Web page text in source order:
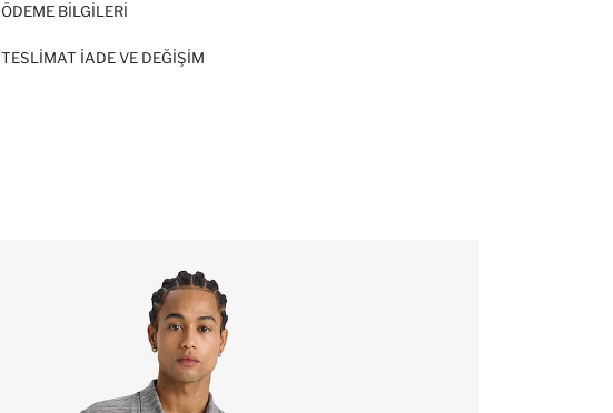
ÖDEME BİLGİLERİ
TESLIMAT İADE VE DEĞIŞIM